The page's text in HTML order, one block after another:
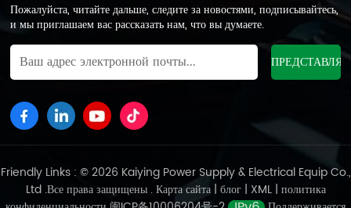
Пожалуйста, читайте дальше, следите за новостями, подписывайтесь,
и мы приглашаем вас рассказать нам, что вы думаете.
Friendly Links : © 2026 Kaiying Power Supply & Electrical Equip Co.,
Ltd .Все права защищены .Карта сайта | блог | XML| политика